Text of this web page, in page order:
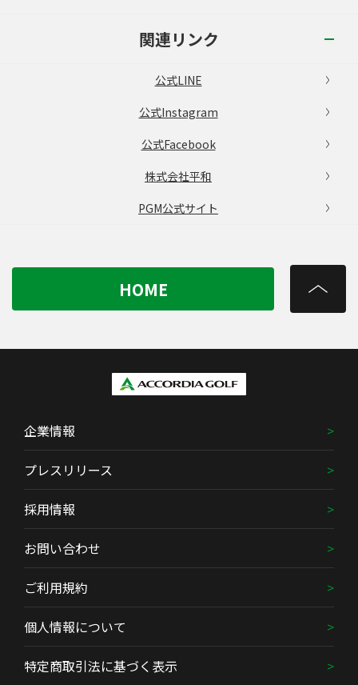
関連リンク
公式LINE
公式Instagram
公式Facebook
株式会社平和
PGM公式サイト
HOME
企業情報
プレスリリース
採用情報
お問い合わせ
ご利用規約
個人情報について
特定商取引法に基づく表示